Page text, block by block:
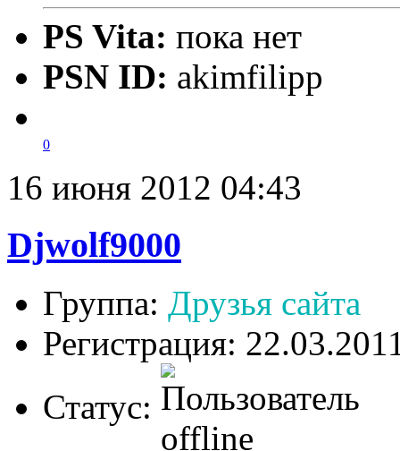
PS Vita: пока нет
PSN ID: akimfilipp
0
16 июня 2012 04:43
Djwolf9000
Группа: Друзья сайта
Регистрация:
Статус: